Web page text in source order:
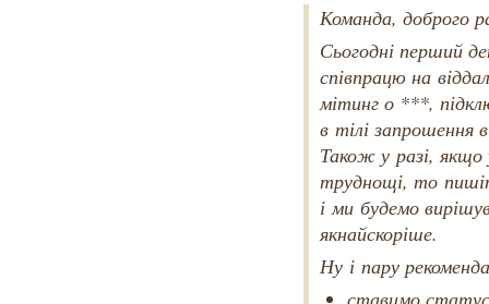
Команда, доброго
Сьогодні перший
співпрацю на
мітинг о ***,
в тілі запрошення
Також у разі, якщо
труднощі, то
і ми будемо
якнайскоріше.
Ну і пару
ставимо